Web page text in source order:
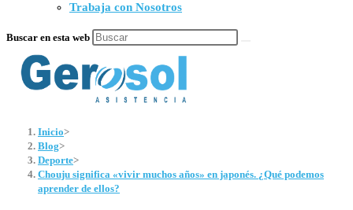
Trabaja con Nosotros
Buscar en esta web
Inicio>
Blog>
Deporte>
Chouju significa «vivir muchos años» en japonés. ¿Qué podemos
aprender de ellos?